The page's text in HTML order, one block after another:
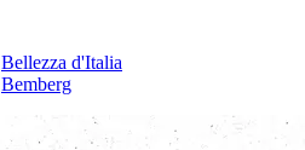
Bellezza d'Italia
Bemberg